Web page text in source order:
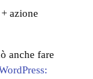
azione
anche fare